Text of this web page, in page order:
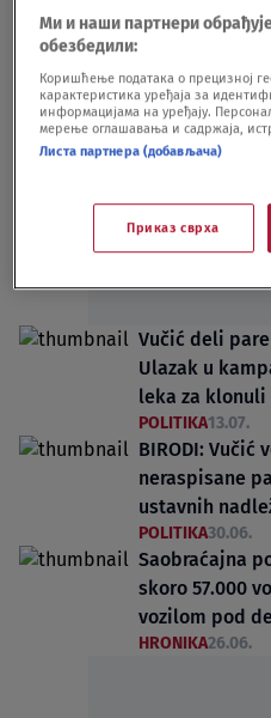
15.07.
Vučić deli
Ulazak u
leka za
POLITIKA13.07.
BIRODI: Vučić
neraspisane
ustavnih
POLITIKA30.06.
Saobraćajna
skoro 57.000
vozilom pod
HRONIKA26.06.
Ми и наши партнери
обезбедили:
Коришћење података о прецизној
карактеристика уређаја за
информацијама на уређају.
мерење оглашавања и садржаја,
Листа партнера (добављача)
Приказ сврха